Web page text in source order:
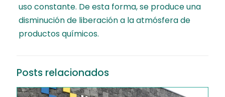
uso constante. De esta forma, se produce una
disminución de liberación a la atmósfera de
productos químicos.
Posts relacionados